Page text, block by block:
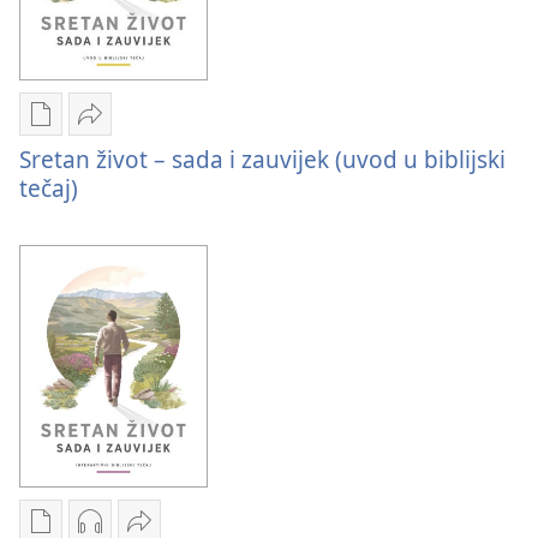
Postavke
preuzimanja
naših
Sretan
život
sada
zauvijek
(uvod
u
biblijski
tečaj)
Podijeli
Sretan
sada
i
zauvijek
(uvod
u
biblijski
tečaj)
Sretan život – sada i zauvijek (uvod u biblijski
tečaj)